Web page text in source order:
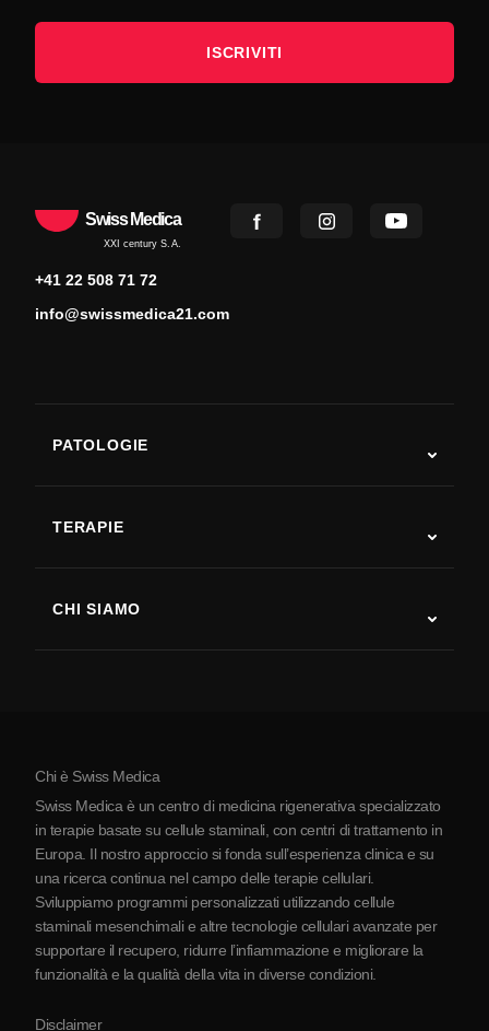
ISCRIVITI
Swiss Medica
XXI century S.A.
+41 22 508 71 72
info@swissmedica21.com
PATOLOGIE
Malattia di Parkinson
Artrite
TERAPIE
CHI SIAMO
La Serbia
Partnership
Chi è Swiss Medica
Swiss Medica è un centro di medicina rigenerativa specializzato
in terapie basate su cellule staminali, con centri di trattamento in
Europa. Il nostro approccio si fonda sull’esperienza clinica e su
una ricerca continua nel campo delle terapie cellulari.
Sviluppiamo programmi personalizzati utilizzando cellule
staminali mesenchimali e altre tecnologie cellulari avanzate per
supportare il recupero, ridurre l’infiammazione e migliorare la
funzionalità e la qualità della vita in diverse condizioni.
Disclaimer